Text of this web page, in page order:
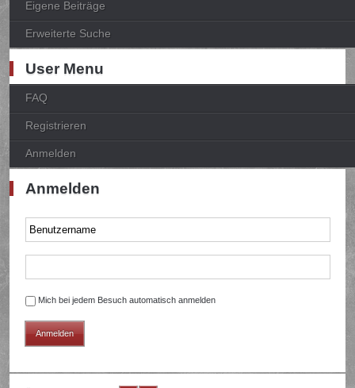
Eigene Beiträge
Erweiterte Suche
User Menu
FAQ
Registrieren
Anmelden
Anmelden
Mich bei jedem Besuch automatisch anmelden